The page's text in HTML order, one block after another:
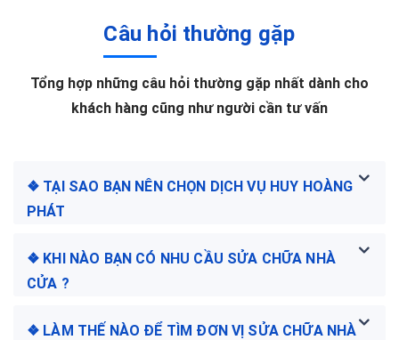
Câu hỏi thường gặp
Tổng hợp những câu hỏi thường gặp nhất dành cho
khách hàng cũng như người cần tư vấn
❖ TẠI SAO BẠN NÊN CHỌN DỊCH VỤ HUY HOÀNG
PHÁT
❖ KHI NÀO BẠN CÓ NHU CẦU SỬA CHỮA NHÀ
CỬA ?
❖ LÀM THẾ NÀO ĐỂ TÌM ĐƠN VỊ SỬA CHỮA NHÀ